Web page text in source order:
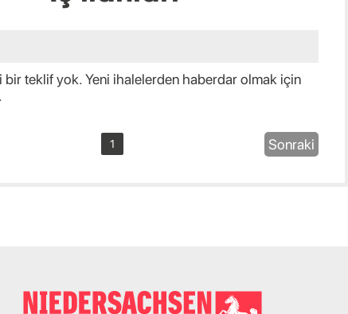
bir teklif yok. Yeni ihalelerden haberdar olmak için
1 Sonraki